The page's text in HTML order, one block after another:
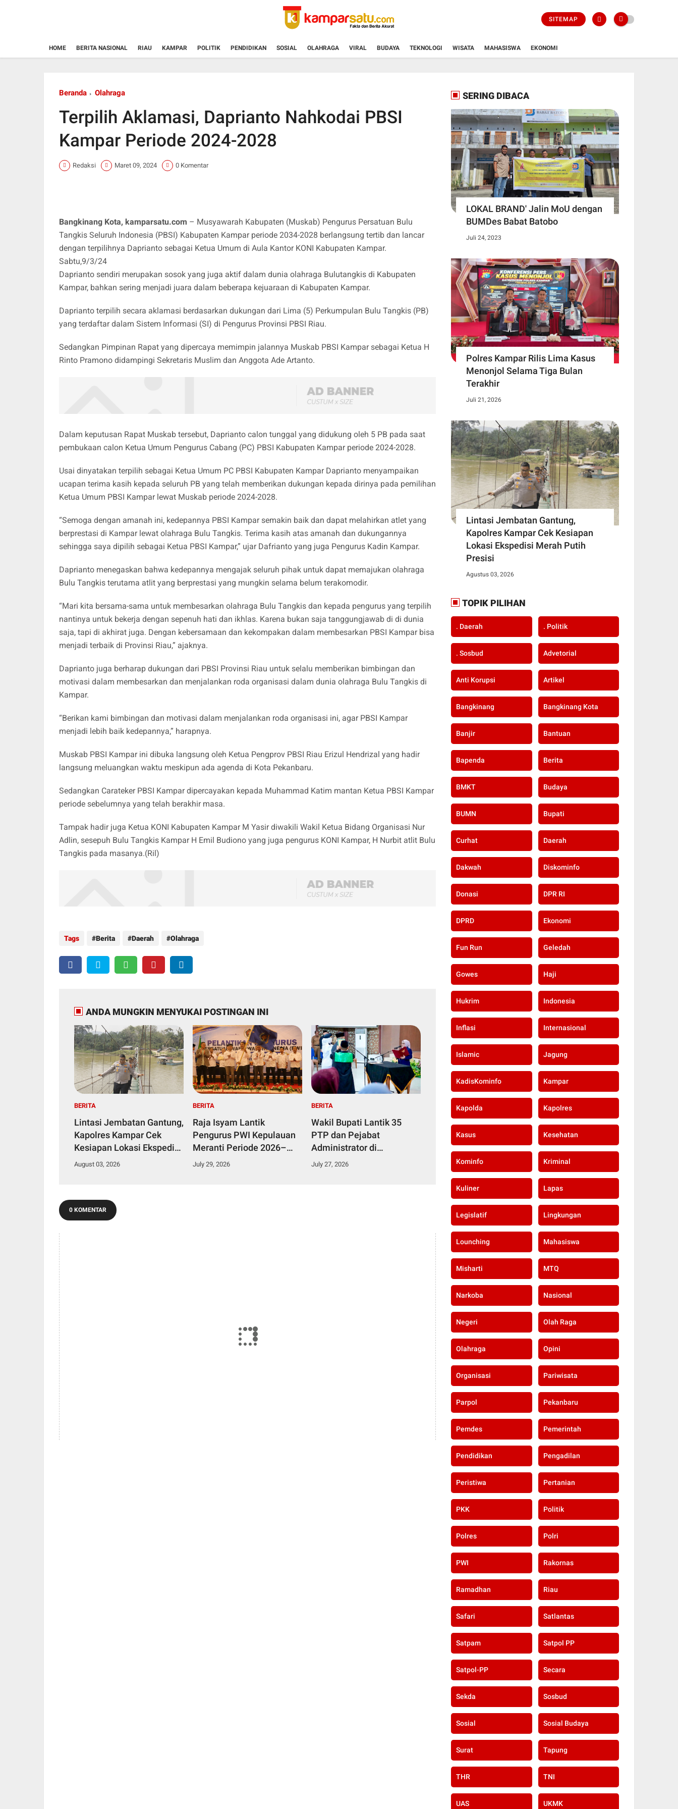
SITEMAP
HOME BERITA NASIONAL RIAU KAMPAR POLITIK PENDIDIKAN SOSIAL OLAHRAGA VIRAL BUDAYA TEKNOLOGI WISATA MAHASISWA EKONOMI
Beranda Olahraga
Terpilih Aklamasi, Daprianto Nahkodai PBSI
Kampar Periode 2024-2028
Redaksi Maret 09, 2024 0 Komentar
Bangkinang Kota, kamparsatu.com – Musyawarah Kabupaten (Muskab) Pengurus Persatuan Bulu
Tangkis Seluruh Indonesia (PBSI) Kabupaten Kampar periode 2034-2028 berlangsung tertib dan lancar
dengan terpilihnya Daprianto sebagai Ketua Umum di Aula Kantor KONI Kabupaten Kampar.
Sabtu,9/3/24
Daprianto sendiri merupakan sosok yang juga aktif dalam dunia olahraga Bulutangkis di Kabupaten
Kampar, bahkan sering menjadi juara dalam beberapa kejuaraan di Kabupaten Kampar.
Daprianto terpilih secara aklamasi berdasarkan dukungan dari Lima (5) Perkumpulan Bulu Tangkis (PB)
yang terdaftar dalam Sistem Informasi (SI) di Pengurus Provinsi PBSI Riau.
Sedangkan Pimpinan Rapat yang dipercaya memimpin jalannya Muskab PBSI Kampar sebagai Ketua H
Rinto Pramono didampingi Sekretaris Muslim dan Anggota Ade Artanto.
Dalam keputusan Rapat Muskab tersebut, Daprianto calon tunggal yang didukung oleh 5 PB pada saat
pembukaan calon Ketua Umum Pengurus Cabang (PC) PBSI Kabupaten Kampar periode 2024-2028.
Usai dinyatakan terpilih sebagai Ketua Umum PC PBSI Kabupaten Kampar Daprianto menyampaikan
ucapan terima kasih kepada seluruh PB yang telah memberikan dukungan kepada dirinya pada pemilihan
Ketua Umum PBSI Kampar lewat Muskab periode 2024-2028.
“Semoga dengan amanah ini, kedepannya PBSI Kampar semakin baik dan dapat melahirkan atlet yang
berprestasi di Kampar lewat olahraga Bulu Tangkis. Terima kasih atas amanah dan dukungannya
sehingga saya dipilih sebagai Ketua PBSI Kampar,” ujar Dafrianto yang juga Pengurus Kadin Kampar.
Daprianto menegaskan bahwa kedepannya mengajak seluruh pihak untuk dapat memajukan olahraga
Bulu Tangkis terutama atlit yang berprestasi yang mungkin selama belum terakomodir.
“Mari kita bersama-sama untuk membesarkan olahraga Bulu Tangkis dan kepada pengurus yang terpilih
nantinya untuk bekerja dengan sepenuh hati dan ikhlas. Karena bukan saja tanggungjawab di di dunia
saja, tapi di akhirat juga. Dengan kebersamaan dan kekompakan dalam membesarkan PBSI Kampar bisa
menjadi terbaik di Provinsi Riau,” ajaknya.
Daprianto juga berharap dukungan dari PBSI Provinsi Riau untuk selalu memberikan bimbingan dan
motivasi dalam membesarkan dan menjalankan roda organisasi dalam dunia olahraga Bulu Tangkis di
Kampar.
“Berikan kami bimbingan dan motivasi dalam menjalankan roda organisasi ini, agar PBSI Kampar
menjadi lebih baik kedepannya,” harapnya.
Muskab PBSI Kampar ini dibuka langsung oleh Ketua Pengprov PBSI Riau Erizul Hendrizal yang hadir
langsung meluangkan waktu meskipun ada agenda di Kota Pekanbaru.
Sedangkan Carateker PBSI Kampar dipercayakan kepada Muhammad Katim mantan Ketua PBSI Kampar
periode sebelumnya yang telah berakhir masa.
Tampak hadir juga Ketua KONI Kabupaten Kampar M Yasir diwakili Wakil Ketua Bidang Organisasi Nur
Adlin, sesepuh Bulu Tangkis Kampar H Emil Budiono yang juga pengurus KONI Kampar, H Nurbit atlit Bulu
Tangkis pada masanya.(Ril)
Tags Berita Daerah Olahraga
ANDA MUNGKIN MENYUKAI POSTINGAN INI
BERITA
Lintasi Jembatan Gantung,
Kapolres Kampar Cek
Kesiapan Lokasi Ekspedisi
Merah Putih Presisi
August 03, 2026
BERITA
Raja Isyam Lantik
Pengurus PWI Kepulauan
Meranti Periode 2026–
2029
July 29, 2026
BERITA
Wakil Bupati Lantik 35
PTP dan Pejabat
Administrator di
Lingkungan Pemkab
July 27, 2026
0 KOMENTAR
SERING DIBACA
LOKAL BRAND' Jalin MoU dengan
BUMDes Babat Batobo
Juli 24, 2023
Polres Kampar Rilis Lima Kasus
Menonjol Selama Tiga Bulan
Terakhir
Juli 21, 2026
Lintasi Jembatan Gantung,
Kapolres Kampar Cek Kesiapan
Lokasi Ekspedisi Merah Putih
Presisi
Agustus 03, 2026
TOPIK PILIHAN
. Daerah . Politik
. Sosbud Advetorial
Anti Korupsi Artikel
Bangkinang Bangkinang Kota
Banjir Bantuan
Bapenda Berita
BMKT Budaya
BUMN Bupati
Curhat Daerah
Dakwah Diskominfo
Donasi DPR RI
DPRD Ekonomi
Fun Run Geledah
Gowes Haji
Hukrim Indonesia
Inflasi Internasional
Islamic Jagung
KadisKominfo Kampar
Kapolda Kapolres
Kasus Kesehatan
Kominfo Kriminal
Kuliner Lapas
Legislatif Lingkungan
Lounching Mahasiswa
Misharti MTQ
Narkoba Nasional
Negeri Olah Raga
Olahraga Opini
Organisasi Pariwisata
Parpol Pekanbaru
Pemdes Pemerintah
Pendidikan Pengadilan
Peristiwa Pertanian
PKK Politik
Polres Polri
PWI Rakornas
Ramadhan Riau
Safari Satlantas
Satpam Satpol PP
Satpol-PP Secara
Sekda Sosbud
Sosial Sosial Budaya
Surat Tapung
THR TNI
UAS UKMK